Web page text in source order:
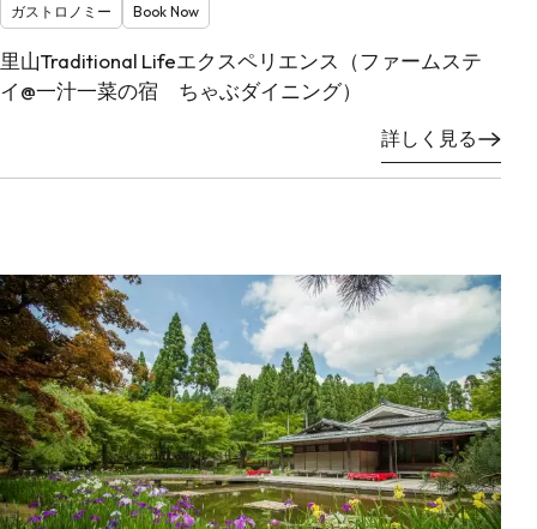
ガストロノミー
Book Now
里山Traditional Lifeエクスペリエンス（ファームステ
イ@一汁一菜の宿 ちゃぶダイニング）
詳しく見る